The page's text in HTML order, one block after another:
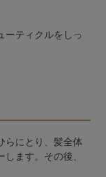
ーティクルをしっ
らにとり、髪全体
ます。その後、